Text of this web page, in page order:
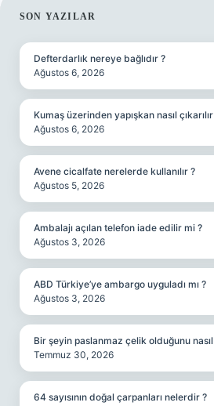
SIDEBAR
SON YAZILAR
Defterdarlık nereye bağlıdır ?
Ağustos 6, 2026
Kumaş üzerinden yapışkan nasıl
Ağustos 6, 2026
Avene cicalfate nerelerde kullanılır ?
Ağustos 5, 2026
Ambalajı açılan telefon iade edilir mi ?
Ağustos 3, 2026
ABD Türkiye’ye ambargo uyguladı mı ?
Ağustos 3, 2026
Bir şeyin paslanmaz çelik olduğunu nasıl
Temmuz 30, 2026
64 sayısının doğal çarpanları nelerdir ?